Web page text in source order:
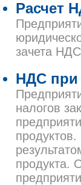
Расчет
зачета
НДС при
налогов
продукта.